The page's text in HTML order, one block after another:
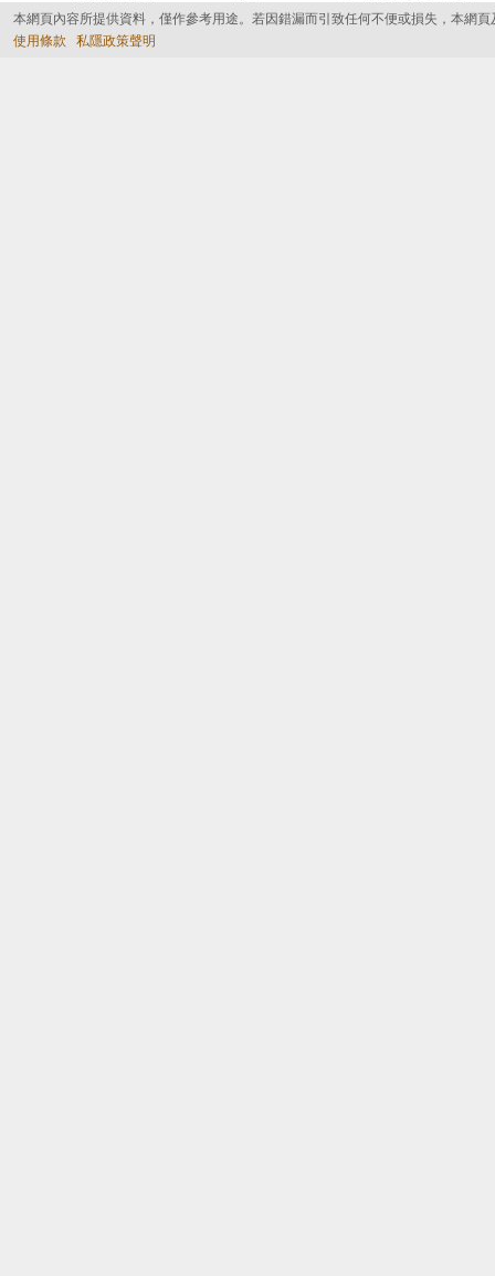
本網頁內容所提供資料，僅作參考用途。若因錯漏而引致任何不便或損失，本網
使用條款
私隱政策聲明